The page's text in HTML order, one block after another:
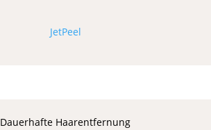
JetPeel
Dauerhafte Haarentfernung